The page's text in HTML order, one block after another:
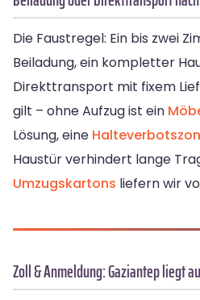
Die Faustregel: Ein bis zwei
Beiladung, ein kompletter
Direkttransport mit fixem
gilt – ohne Aufzug ist ein
Lösung, eine
Haustür verhindert lange
Umzugskartons liefern wir
Zoll & Anmeldung: Gaziantep liegt